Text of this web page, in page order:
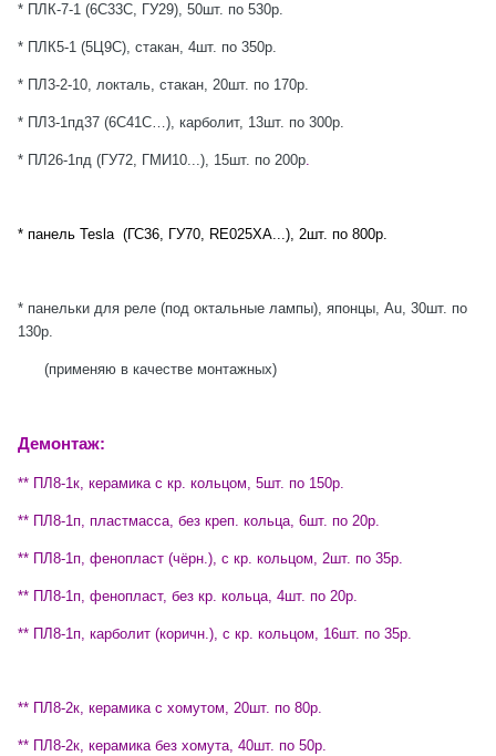
* ПЛК-7-1 (6С33С, ГУ29), 50шт. по 530р.
* ПЛК5-1 (5Ц9С), стакан, 4шт. по 350р.
* ПЛ3-2-10, локталь, стакан, 20шт. по 170р.
* ПЛ3-1пд37 (6С41С…), карболит, 13шт. по 300р.
* ПЛ26-1пд (ГУ72, ГМИ10...), 15шт. по 200р.
* панель Tesla (ГС36, ГУ70, RE025XA...), 2шт. по 800р.
* панельки для реле (под октальные лампы), японцы, Au, 30шт. по
130р.
(применяю в качестве монтажных)
Демонтаж:
** ПЛ8-1к, керамика с кр. кольцом, 5шт. по 150р.
** ПЛ8-1п, пластмасса, без креп. кольца, 6шт. по 20р.
** ПЛ8-1п, фенопласт (чёрн.), с кр. кольцом, 2шт. по 35р.
** ПЛ8-1п, фенопласт, без кр. кольца, 4шт. по 20р.
** ПЛ8-1п, карболит (коричн.), с кр. кольцом, 16шт. по 35р.
** ПЛ8-2к, керамика с хомутом, 20шт. по 80р.
** ПЛ8-2к, керамика без хомута, 40шт. по 50р.